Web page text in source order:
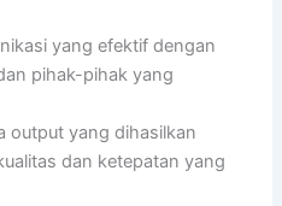
yang efektif dengan
pihak-pihak yang
output yang dihasilkan
dan ketepatan yang